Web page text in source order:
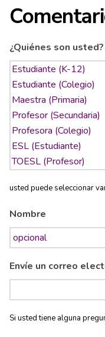
¿Quiénes son usted?
usted puede seleccionar
Nombre
Envíe un correo
Si usted tiene alguna